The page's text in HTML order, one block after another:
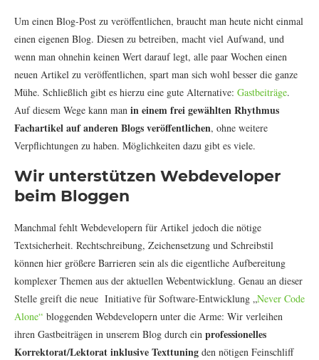
Um einen Blog-Post zu veröffentlichen, braucht man heute nicht einmal
einen eigenen Blog. Diesen zu betreiben, macht viel Aufwand, und
wenn man ohnehin keinen Wert darauf legt, alle paar Wochen einen
neuen Artikel zu veröffentlichen, spart man sich wohl besser die ganze
Mühe. Schließlich gibt es hierzu eine gute Alternative: Gastbeiträge.
Auf diesem Wege kann man in einemfrei gewählten Rhythmus
Fachartikel auf anderen Blogs veröffentlichen, ohne weitere
Verpflichtungen zu haben. Möglichkeiten dazu gibt es viele.
Wir unterstützen Webdeveloper
beim Bloggen
Manchmal fehlt Webdevelopern für Artikel jedoch die nötige
Textsicherheit. Rechtschreibung, Zeichensetzung und Schreibstil
können hier größere Barrieren sein als die eigentliche Aufbereitung
komplexer Themen aus der aktuellen Webentwicklung. Genau an dieser
Stelle greift die neue Initiative für Software-Entwicklung „Never Code
Alone“ bloggenden Webdevelopern unter die Arme: Wir verleihen
ihren Gastbeiträgen in unserem Blog durch ein professionelles
Korrektorat/Lektorat inklusive Texttuning den nötigen Feinschliff